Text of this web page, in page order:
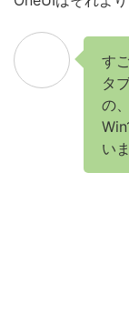
す
タ
の、
い